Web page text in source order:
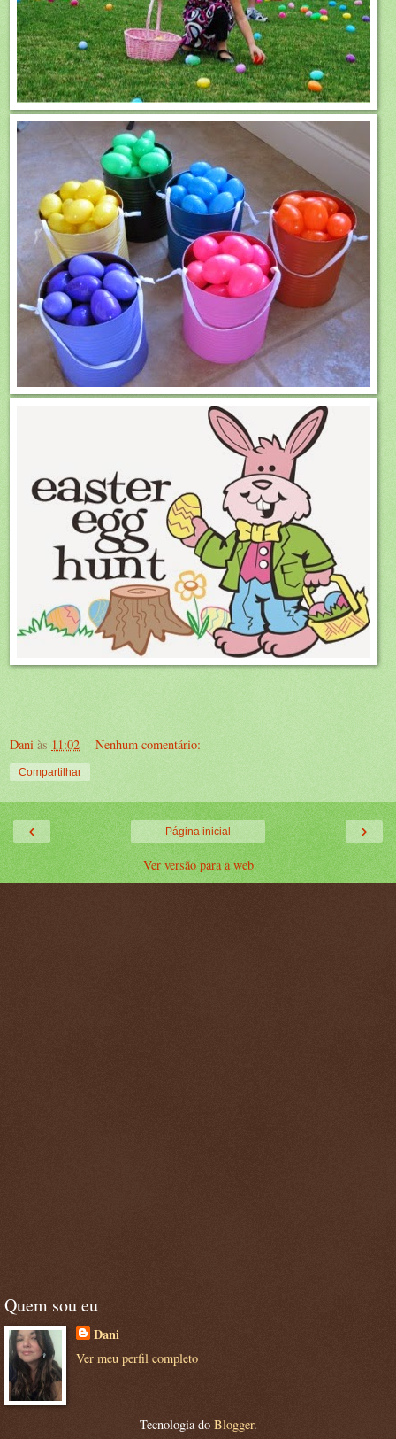
Dani às 11:02 Nenhum comentário:
Compartilhar
‹ ›
Página inicial
Ver versão para a web
Quem sou eu
Dani
Ver meu perfil completo
Tecnologia do Blogger.